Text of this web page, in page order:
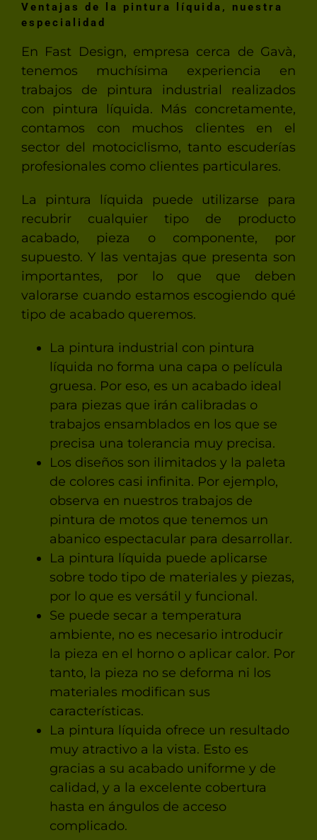
Ventajas de la pintura líquida, nuestra
especialidad
En Fast Design, empresa cerca de Gavà,
tenemos muchísima experiencia en
trabajos de pintura industrial realizados
con pintura líquida. Más concretamente,
contamos con muchos clientes en el
sector del motociclismo, tanto escuderías
profesionales como clientes particulares.
La pintura líquida puede utilizarse para
recubrir cualquier tipo de producto
acabado, pieza o componente, por
supuesto. Y las ventajas que presenta son
importantes, por lo que que deben
valorarse cuando estamos escogiendo qué
tipo de acabado queremos.
La pintura industrial con pintura
líquida no forma una capa o película
gruesa. Por eso, es un acabado ideal
para piezas que irán calibradas o
trabajos ensamblados en los que se
precisa una tolerancia muy precisa.
Los diseños son ilimitados y la paleta
de colores casi infinita. Por ejemplo,
observa en nuestros trabajos de
pintura de motos que tenemos un
abanico espectacular para desarrollar.
La pintura líquida puede aplicarse
sobre todo tipo de materiales y piezas,
por lo que es versátil y funcional.
Se puede secar a temperatura
ambiente, no es necesario introducir
la pieza en el horno o aplicar calor. Por
tanto, la pieza no se deforma ni los
materiales modifican sus
características.
La pintura líquida ofrece un resultado
muy atractivo a la vista. Esto es
gracias a su acabado uniforme y de
calidad, y a la excelente cobertura
hasta en ángulos de acceso
complicado.